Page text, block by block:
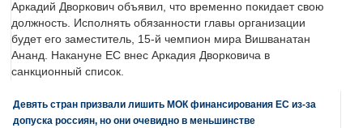
Аркадий Дворкович объявил, что временно покидает свою
должность. Исполнять обязанности главы организации
будет его заместитель, 15-й чемпион мира Вишванатан
Ананд. Накануне ЕС внес Аркадия Дворковича в
санкционный список.
Девять стран призвали лишить МОК финансирования ЕС из-за
допуска россиян, но они очевидно в меньшинстве